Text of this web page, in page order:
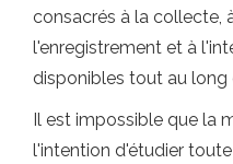
consacrés à la collecte,
l'enregistrement et à
disponibles tout au long
Il est impossible que la
l'intention d'étudier